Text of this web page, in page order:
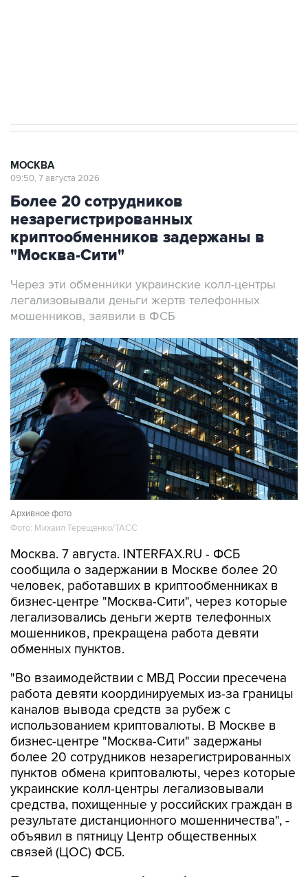
МОСКВА
09:50, 7 августа 2026
Более 20 сотрудников
незарегистрированных
криптообменников задержаны в
"Москва-Сити"
Через эти обменники украинские колл-центры
легализовывали деньги жертв телефонных
мошенников, заявили в ФСБ
Архивное фото
Фото: Михаил Терещенко/ТАСС
Москва. 7 августа. INTERFAX.RU - ФСБ
сообщила о задержании в Москве более 20
человек, работавших в криптообменниках в
бизнес-центре "Москва-Сити", через которые
легализовались деньги жертв телефонных
мошенников, прекращена работа девяти
обменных пунктов.
"Во взаимодействии с МВД России пресечена
работа девяти координируемых из-за границы
каналов вывода средств за рубеж с
использованием криптовалюты. В Москве в
бизнес-центре "Москва-Сити" задержаны
более 20 сотрудников незарегистрированных
пунктов обмена криптовалюты, через которые
украинские колл-центры легализовывали
средства, похищенные у российских граждан в
результате дистанционного мошенничества", -
объявил в пятницу Центр общественных
связей (ЦОС) ФСБ.